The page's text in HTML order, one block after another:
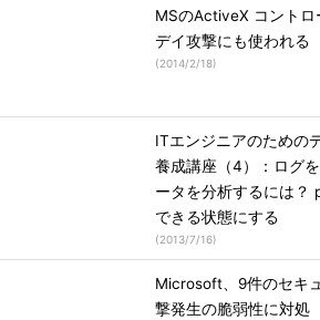
MSのActiveX コントロ
デイ攻撃にも使われる
(2014/2/18)
ITエンジニアのための
養成講座（4）：ログ
ータを分析するには？
できる状態にする
(2013/7/16)
Microsoft、9件のセキ
撃発生の脆弱性に対処